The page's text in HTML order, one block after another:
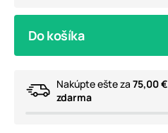
Do košíka
Nakúpte ešte za 75,00 €
zdarma